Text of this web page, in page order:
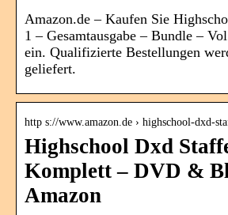
Amazon.de – Kaufen Sie
1 – Gesamtausgabe – Bundle –
ein. Qualifizierte Bestellungen
geliefert.
http s://www.amazon.de › highschool-dxd-
Highschool Dxd
Komplett – DVD &
Amazon